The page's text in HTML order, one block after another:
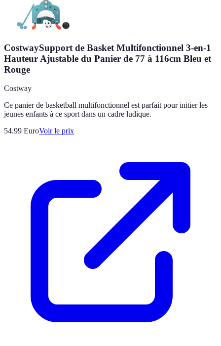
CostwaySupport de Basket Multifonctionnel 3-en-1
Hauteur Ajustable du Panier de 77 à 116cm Bleu et
Rouge
Costway
Ce panier de basketball multifonctionnel est parfait pour initier les
jeunes enfants à ce sport dans un cadre ludique.
54.99 EuroVoir le prix